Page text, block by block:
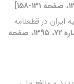
ایران در قطعنامه
[دوره 19، شماره 72، 1395، صفحه